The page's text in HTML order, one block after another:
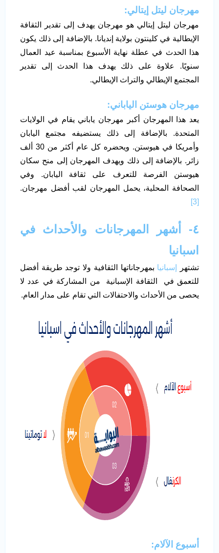
مهرجان ليتل إيتالي:
مهرجان ليتل إيتالي هو مهرجان يهدف إلى تقدير الثقافة
الإيطالية في كلينتون بولاية إنديانا. بالإضافة إلى ذلك يكون
هذا الحدث في عطلة نهاية الأسبوع بمناسبة عيد العمال
سنويًا. علاوة على ذلك يهدف هذا الحدث إلى تقدير
المجتمع الإيطالي والتراث الإيطالي.
مهرجان هوستن الياباني:
يعد هذا المهرجان أكبر مهرجان ياباني يقام في الولايات
المتحدة. بالإضافة إلى ذلك يستضيفه مجتمع اليابان
وأمريكا في هيوستن. ويحضره كل عام أكثر من 30 ألف
زائر. بالإضافة إلى ذلك ويهدف المهرجان إلى منح سكان
هيوستن الفرصة للتعرف على ثقافة اليابان. وفي
الصحافة المحلية، يحمل المهرجان لقب أفضل مهرجان.
[3]
٤- أشهر المهرجانات والأحداث في
اسبانيا
تشتهر إسبانيا بمهرجاناتها الثقافية ولا توجد طريقة أفضل
للتعمق في الثقافة الإسبانية من المشاركة في عدد لا
يحصى من الأحداث والاحتفالات التي تقام على مدار العام.
أسبوع الآلام: